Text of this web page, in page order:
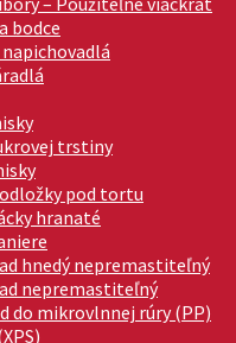
bodce
trstiny
pod tortu
hranaté
hnedý nepremastiteľný
nepremastiteľný
do mikrovlnnej rúry (PP)